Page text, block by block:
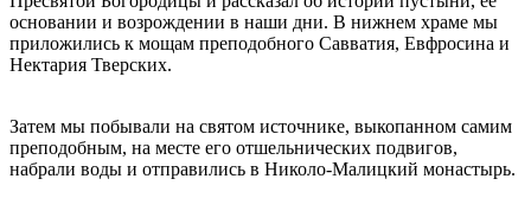
основании и возрождении в наши дни. В нижнем храме мы
приложились к мощам преподобного Савватия, Евфросина и
Нектария Тверских.
Затем мы побывали на святом источнике, выкопанном самим
преподобным, на месте его отшельнических подвигов,
набрали воды и отправились в Николо-Малицкий монастырь.